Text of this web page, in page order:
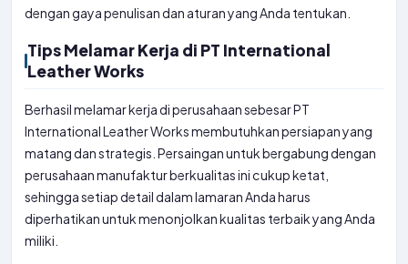
dengan gaya penulisan dan aturan yang Anda tentukan.
Tips Melamar Kerja di PT International
Leather Works
Berhasil melamar kerja di perusahaan sebesar PT
International Leather Works membutuhkan persiapan yang
matang dan strategis. Persaingan untuk bergabung dengan
perusahaan manufaktur berkualitas ini cukup ketat,
sehingga setiap detail dalam lamaran Anda harus
diperhatikan untuk menonjolkan kualitas terbaik yang Anda
miliki.